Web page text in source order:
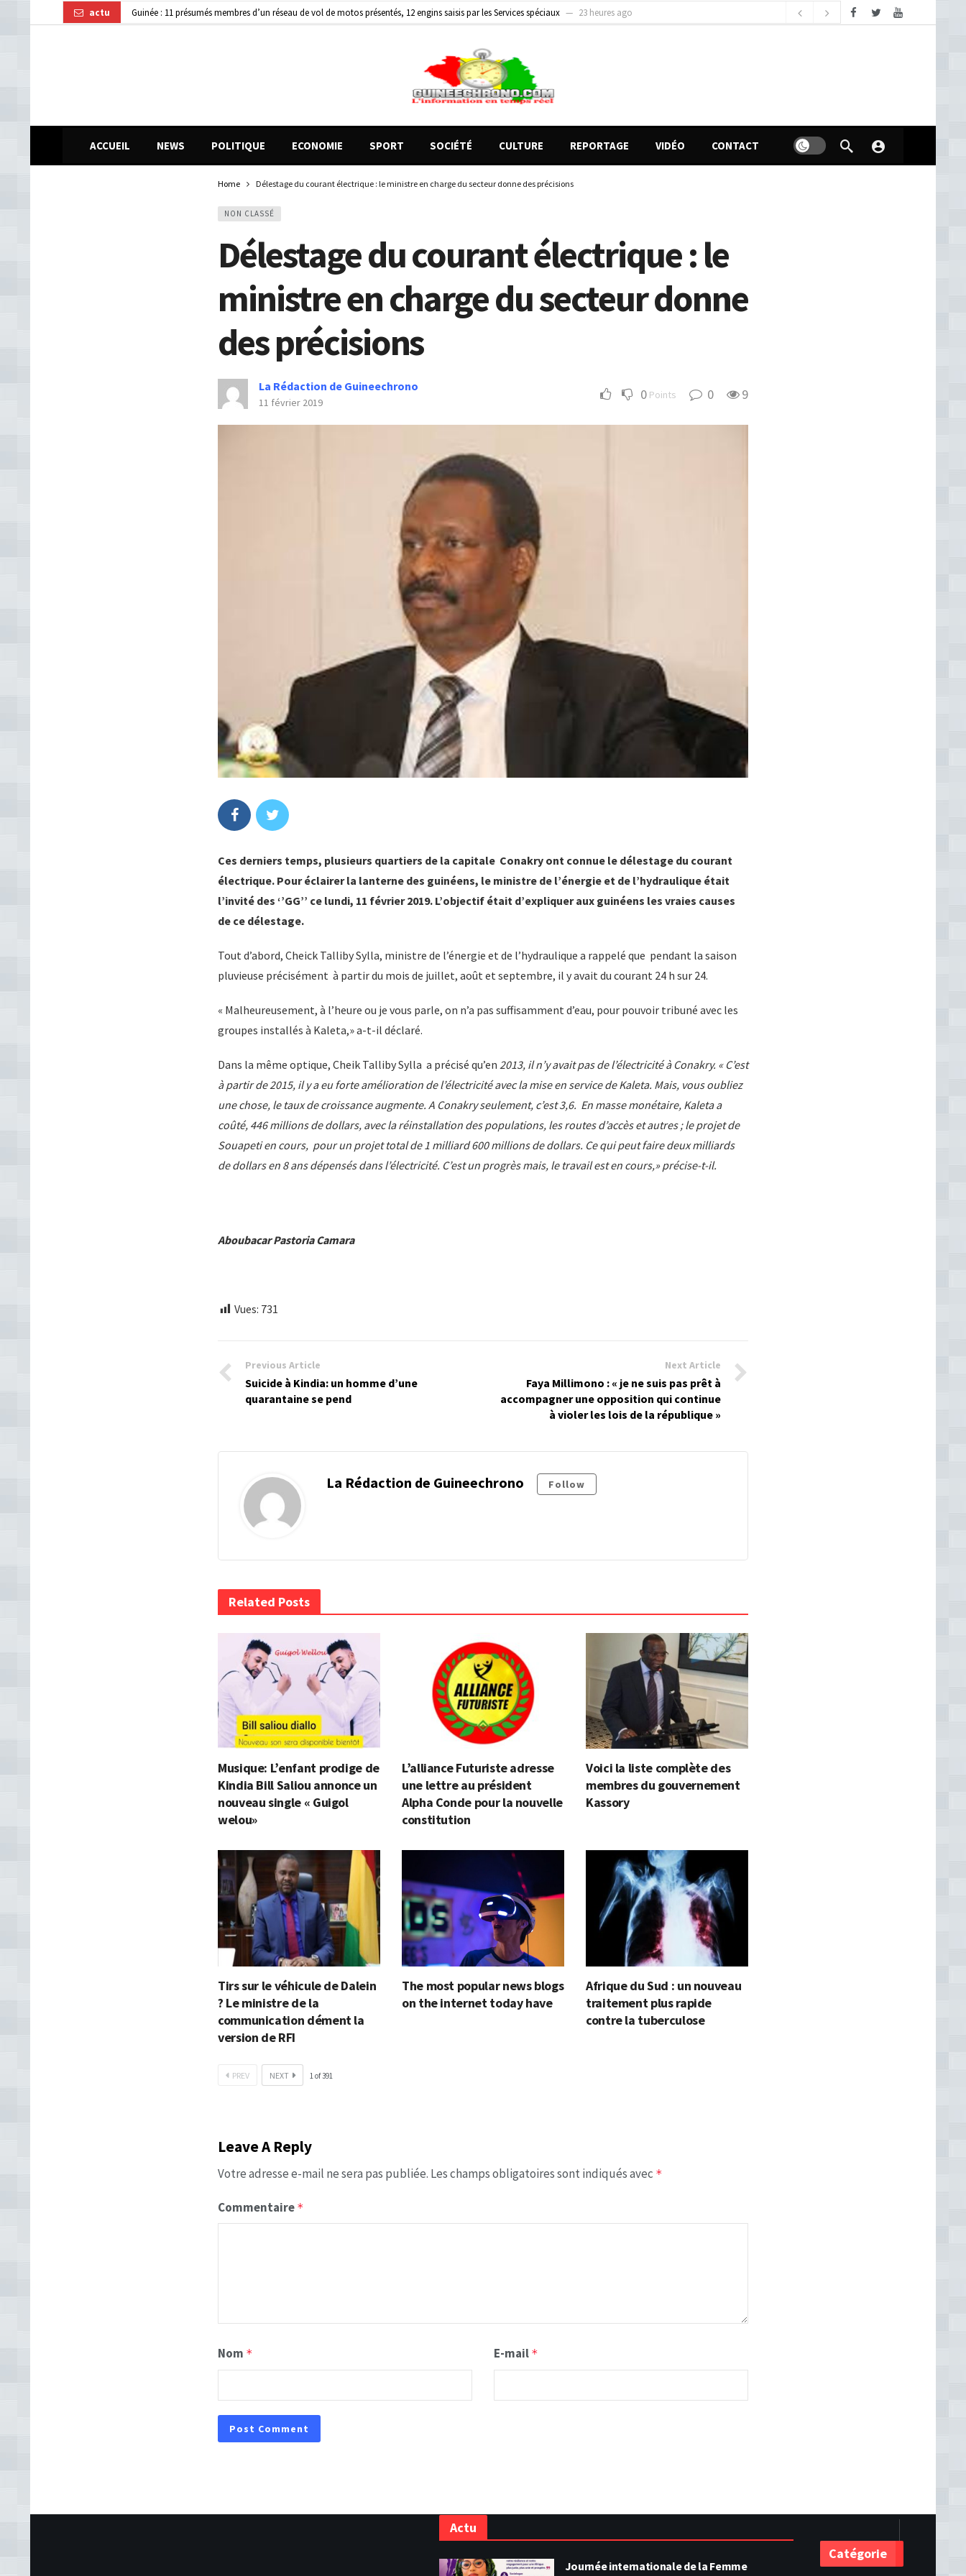
actu Guinée : 11 présumés membres d’un réseau de vol de motos présentés, 12 engins saisis par les Services spéciaux
23 heures ago
Journée internationale de la Femme africaine : la présidente de SyNCLUFP met en lumière les avancées et les défis de la participation politique des femmes en Guinée
samedi, août 8, 2026
ACCUEIL NEWS POLITIQUE ECONOMIE SPORT SOCIÉTÉ CULTURE REPORTAGE VIDÉO CONTACT
Home Délestage du courant électrique : le ministre en charge du secteur donne des précisions
NON CLASSÉ
Délestage du courant électrique : le
ministre en charge du secteur donne
des précisions
La Rédaction de Guineechrono
11 février 2019 0 Points 0 9
Ces derniers temps, plusieurs quartiers de la capitale Conakry ont connue le délestage du courant
électrique. Pour éclairer la lanterne des guinéens, le ministre de l’énergie et de l’hydraulique était
l’invité des ‘’GG’’ ce lundi, 11 février 2019. L’objectif était d’expliquer aux guinéens les vraies causes
de ce délestage.
Tout d’abord, Cheick Talliby Sylla, ministre de l’énergie et de l’hydraulique a rappelé que pendant la saison
pluvieuse précisément à partir du mois de juillet, août et septembre, il y avait du courant 24 h sur 24.
« Malheureusement, à l’heure ou je vous parle, on n’a pas suffisamment d’eau, pour pouvoir tribuné avec les
groupes installés à Kaleta,» a-t-il déclaré.
Dans la même optique, Cheik Talliby Sylla a précisé qu’en 2013, il n’y avait pas de l’électricité à Conakry. « C’est
à partir de 2015, il y a eu forte amélioration de l’électricité avec la mise en service de Kaleta. Mais, vous oubliez
une chose, le taux de croissance augmente. A Conakry seulement, c’est 3,6. En masse monétaire, Kaleta a
coûté, 446 millions de dollars, avec la réinstallation des populations, les routes d’accès et autres ; le projet de
Souapeti en cours, pour un projet total de 1 milliard 600 millions de dollars. Ce qui peut faire deux milliards
de dollars en 8 ans dépensés dans l’électricité. C’est un progrès mais, le travail est en cours,» précise-t-il.
Aboubacar Pastoria Camara
Vues: 731
Previous Article
Suicide à Kindia: un homme d’une
quarantaine se pend
Next Article
Faya Millimono : « je ne suis pas prêt à
accompagner une opposition qui continue
à violer les lois de la république »
La Rédaction de Guineechrono Follow
Related Posts
Musique: L’enfant prodige de
Kindia Bill Saliou annonce un
nouveau single « Guigol
welou»
L’alliance Futuriste adresse
une lettre au président
Alpha Conde pour la nouvelle
constitution
Voici la liste complète des
membres du gouvernement
Kassory
Tirs sur le véhicule de Dalein
? Le ministre de la
communication dément la
version de RFI
The most popular news blogs
on the internet today have
Afrique du Sud : un nouveau
traitement plus rapide
contre la tuberculose
PREV NEXT 1of391
Leave A Reply
Votre adresse e-mail ne sera pas publiée. Les champs obligatoires sont indiqués avec *
Commentaire *
Nom * E-mail *
Actu
Journée internationale de la Femme
Catégorie